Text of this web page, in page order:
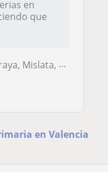
en
que
Blanques
en Valencia